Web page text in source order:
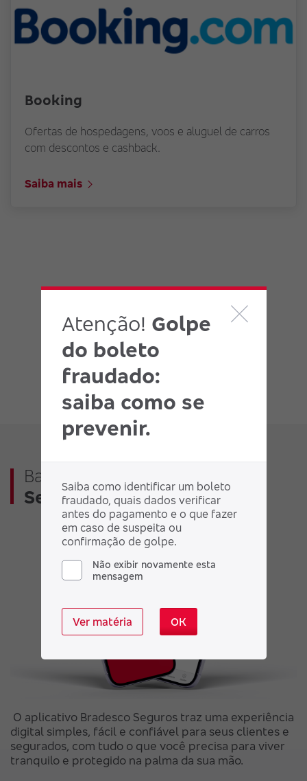
Atenção! Golpe
do boleto
fraudado:
saiba como se
prevenir.
Saiba como identificar um boleto
fraudado, quais dados verificar
antes do pagamento e o que fazer
em caso de suspeita ou
confirmação de golpe.
Não exibir novamente esta
mensagem
Ver matéria OK
Booking
Ofertas de hospedagens, voos e aluguel de carros
com descontos e cashback.
Saiba mais
Faça parte do Clube
Baixe o aplicativo
Seguros
O aplicativo Bradesco Seguros traz uma experiência
digital simples, fácil e confiável para seus clientes e
segurados, com tudo o que você precisa para viver
tranquilo e protegido na palma da sua mão.